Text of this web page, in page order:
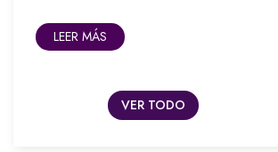
LEER MÁS
VER TODO